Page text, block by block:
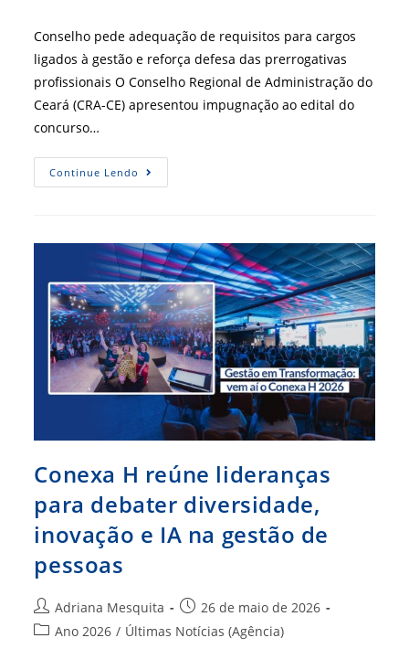
Conselho pede adequação de requisitos para cargos
ligados à gestão e reforça defesa das prerrogativas
profissionais O Conselho Regional de Administração do
Ceará (CRA-CE) apresentou impugnação ao edital do
concurso…
Continue Lendo CRA-
CE
Por
Falta
De
Exigência
De
Formação
Em
Administração
Conexa H reúne lideranças
para debater diversidade,
inovação e IA na gestão de
pessoas
Autor
do
Adriana Mesquita
Post
publicado:
26 de maio de 2026
Categoria
Ano 2026 / Últimas Notícias (Agência)